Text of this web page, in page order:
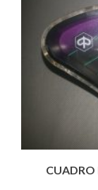
CUADRO